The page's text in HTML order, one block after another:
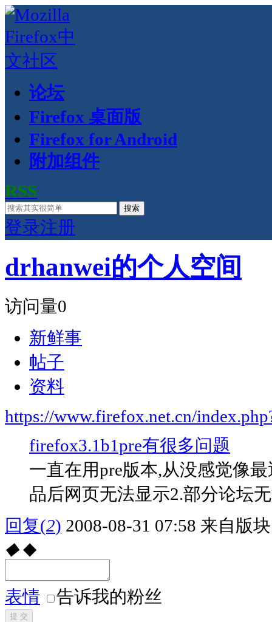
论坛
Firefox 桌面版
Firefox for Android
附加组件
RSS
搜索
登录注册
drhanwei的个人空间
访问量0
新鲜事
帖子
资料
https://www.firefox.net.cn/
firefox3.1b1pre有很多问题
一直在用pre版本,从没感觉像
品后网页无法显示2.部分论坛
回复(2) 2008-08-31 07:58 来自版
◆ ◆
表情 告诉我的粉丝
提 交